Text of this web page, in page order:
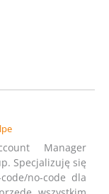
Manager
Specjalizuję się
no-code dla